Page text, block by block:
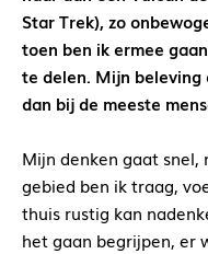
Star Trek), zo
toen ben ik ermee
te delen. Mijn beleving
dan bij de meeste
Mijn denken gaat
gebied ben ik traag,
thuis rustig kan
het gaan begrijpen, er